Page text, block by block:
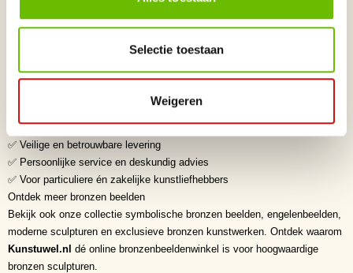
Selectie toestaan
Weigeren
behouden deze sculpturen hun schoonheid gedurende generaties. De
hoogwaardige afwerking maakt ieder bronzen beeld tot een exclusief
Waarom kiezen voor Kunstuwel.nl?
✅ Dé online bronzenbeeldenwinkel voor exclusieve bronzen beelden
✅ Hoogwaardige kwaliteit en verfijnde afwerking
✅ Exclusieve collectie originele bronzen sculpturen
✅ Veilige en betrouwbare levering
✅ Persoonlijke service en deskundig advies
✅ Voor particuliere én zakelijke kunstliefhebbers
Ontdek meer bronzen beelden
Bekijk ook onze collectie symbolische bronzen beelden, engelenbeelden,
moderne sculpturen en exclusieve bronzen kunstwerken. Ontdek waarom
Kunstuwel.nl dé online bronzenbeeldenwinkel is voor hoogwaardige
bronzen sculpturen.